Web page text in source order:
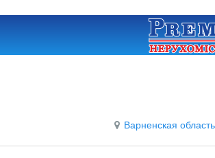
Варненская область